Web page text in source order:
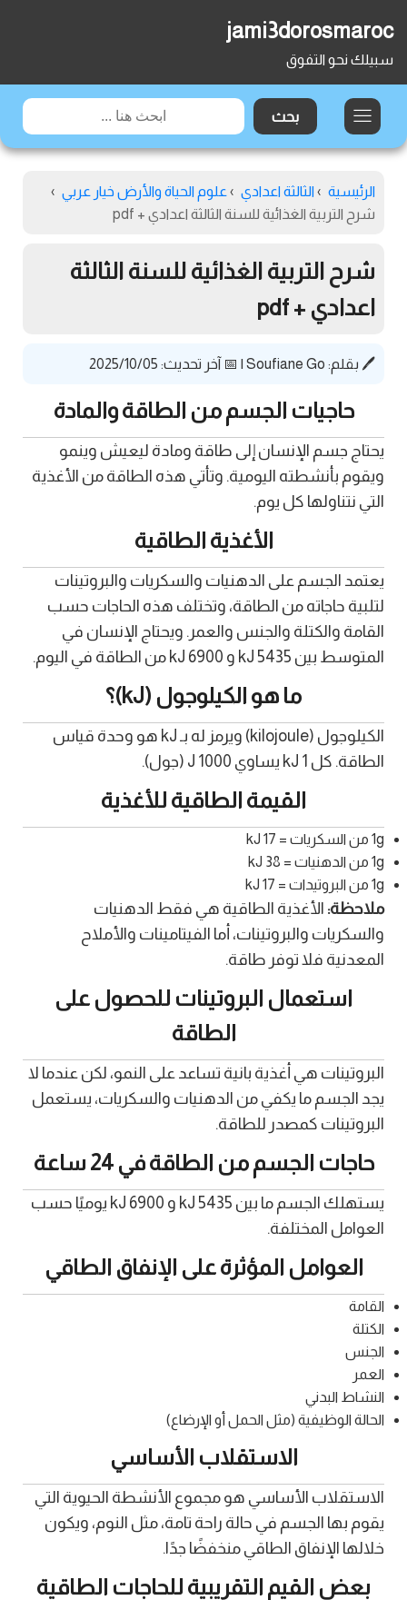
jami3dorosmaroc
سبيلك نحو التفوق
الرئيسية › الثالثة اعدادي › علوم الحياة والأرض خيار عربي ›
شرح التربية الغذائية للسنة الثالثة اعدادي + pdf
شرح التربية الغذائية للسنة الثالثة
اعدادي + pdf
🖊️ بقلم: Soufiane Go
| 📅 آخر تحديث: 2025/10/05
حاجيات الجسم من الطاقة والمادة
يحتاج جسم الإنسان إلى طاقة ومادة ليعيش وينمو
ويقوم بأنشطته اليومية. وتأتي هذه الطاقة من الأغذية
التي نتناولها كل يوم.
الأغذية الطاقية
يعتمد الجسم على الدهنيات والسكريات والبروتينات
لتلبية حاجاته من الطاقة، وتختلف هذه الحاجات حسب
القامة والكتلة والجنس والعمر. ويحتاج الإنسان في
المتوسط بين 5435 kJ و 6900 kJ من الطاقة في اليوم.
ما هو الكيلوجول (kJ)؟
الكيلوجول (kilojoule) ويرمز له بـ kJ هو وحدة قياس
الطاقة. كل 1 kJ يساوي 1000 J (جول).
القيمة الطاقية للأغذية
1g من السكريات = 17 kJ
1g من الدهنيات = 38 kJ
1g من البروتيدات = 17 kJ
ملاحظة: الأغذية الطاقية هي فقط الدهنيات
والسكريات والبروتينات، أما الفيتامينات والأملاح
المعدنية فلا توفر طاقة.
استعمال البروتينات للحصول على
الطاقة
البروتينات هي أغذية بانية تساعد على النمو، لكن عندما لا
يجد الجسم ما يكفي من الدهنيات والسكريات، يستعمل
البروتينات كمصدر للطاقة.
حاجات الجسم من الطاقة في 24 ساعة
يستهلك الجسم ما بين 5435 kJ و 6900 kJ يوميًا حسب
العوامل المختلفة.
العوامل المؤثرة على الإنفاق الطاقي
القامة
الكتلة
الجنس
العمر
النشاط البدني
الحالة الوظيفية (مثل الحمل أو الإرضاع)
الاستقلاب الأساسي
الاستقلاب الأساسي هو مجموع الأنشطة الحيوية التي
يقوم بها الجسم في حالة راحة تامة، مثل النوم، ويكون
خلالها الإنفاق الطاقي منخفضًا جدًا.
بعض القيم التقريبية للحاجات الطاقية